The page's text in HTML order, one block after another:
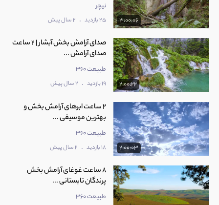
3:00:06
نیچر
25 بازدید . 2 سال پیش
2:00:22
صدای آرامش بخش آبشار | 2 ساعت
صدای آرامش ...
طبیعت 360
19 بازدید . 2 سال پیش
2:00:03
2 ساعت ابرهای آرامش بخش و
بهترین موسیقی ...
طبیعت 360
18 بازدید . 2 سال پیش
8 ساعت غوغای آرامش‌ بخش
پرندگان تابستانی ...
طبیعت 360